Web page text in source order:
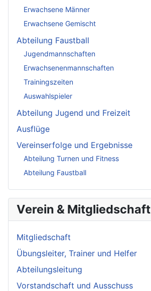
Erwachsene Männer
Erwachsene Gemischt
Abteilung Faustball
Jugendmannschaften
Erwachsenenmannschaften
Trainingszeiten
Auswahlspieler
Abteilung Jugend und Freizeit
Ausflüge
Vereinserfolge und Ergebnisse
Abteilung Turnen und Fitness
Abteilung Faustball
Verein & Mitgliedschaft
Mitgliedschaft
Übungsleiter, Trainer und Helfer
Abteilungsleitung
Vorstandschaft und Ausschuss